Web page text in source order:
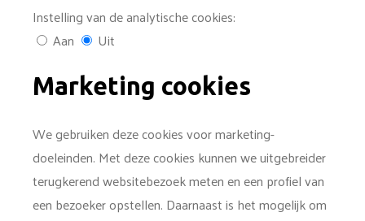
Instelling van de analytische cookies:
Aan
Uit
Marketing cookies
We gebruiken deze cookies voor marketing­
doeleinden. Met deze cookies kunnen we uitgebreider
terugkerend website­bezoek meten en een profiel van
een bezoeker opstellen. Daarnaast is het mogelijk om